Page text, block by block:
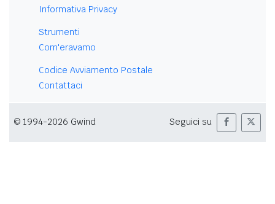
Informativa Privacy
Strumenti
Com'eravamo
Codice Avviamento Postale
Contattaci
© 1994-2026 Gwind Seguici su